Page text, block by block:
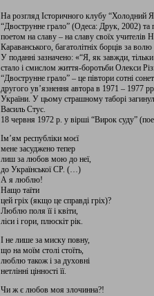
На розгляд Історичного клубу “Холодний
“Двострунне грало” (Одеса: Друк, 2002) та
поетом на славу – на славу своїх учителів
Караванського, багатолітніх борців за
У поданні зазначено: «“Я, як завжди,
стало і смислом життя-боротьби Олекси
“Двострунне грало” – це півтори сотні
другого ув’язнення автора в 1971 – 1977
України. У цьому страшному таборі
Василь Стус.
18 червня 1972 р. у вірші “Вирок суду”
Ім’ям республіки моєї
мене засуджено тепер
лиш за любов мою до неї,
до Української СР. (…)
А я люблю!
Нащо таїти
цей гріх (якщо це справді гріх)?
Люблю поля її і квіти,
ліси і гори, плюскіт рік.
І не лише за миску повну,
що на моїм столі стоїть,
люблю також і за духовні
нетлінні цінності її.
Чи ж є любов моя злочинна?!